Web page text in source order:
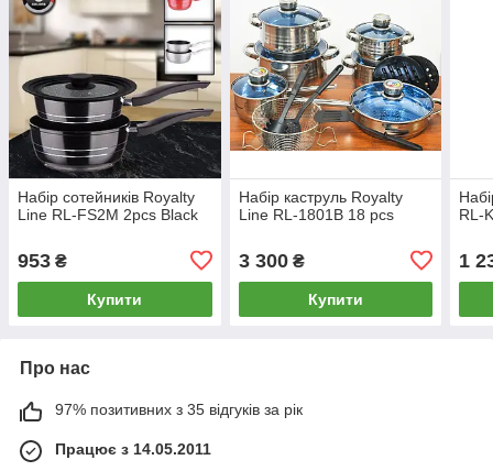
Набір сотейників Royalty
Line RL-FS2M 2pcs Black
953 ₴
Купити
Набір каструль Royalty
Line RL-1801B 18 pcs
3 300₴
Купити
RL-
1
Про нас
97% позитивних з 35 відгуків за рік
Працює з 14.05.2011